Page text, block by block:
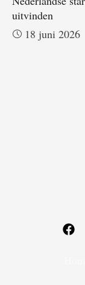
uitvinden
18 juni 2026